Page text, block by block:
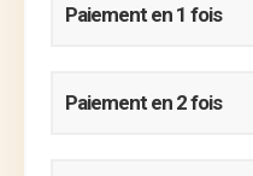
Paiement en 1 fois
Paiement en 2 fois